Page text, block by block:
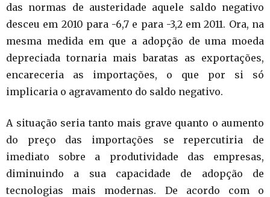
das normas de austeridade aquele saldo negativo
desceu em 2010 para -6,7 e para -3,2 em 2011. Ora, na
mesma medida em que a adopção de uma moeda
depreciada tornaria mais baratas as exportações,
encareceria as importações, o que por si só
implicaria o agravamento do saldo negativo.
A situação seria tanto mais grave quanto o aumento
do preço das importações se repercutiria de
imediato sobre a produtividade das empresas,
diminuindo a sua capacidade de adopção de
tecnologias mais modernas. De acordo com o